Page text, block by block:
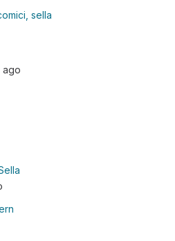
sella
ago